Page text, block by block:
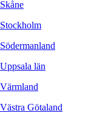
Skåne
Stockholm
Södermanland
Uppsala län
Värmland
Västra Götaland